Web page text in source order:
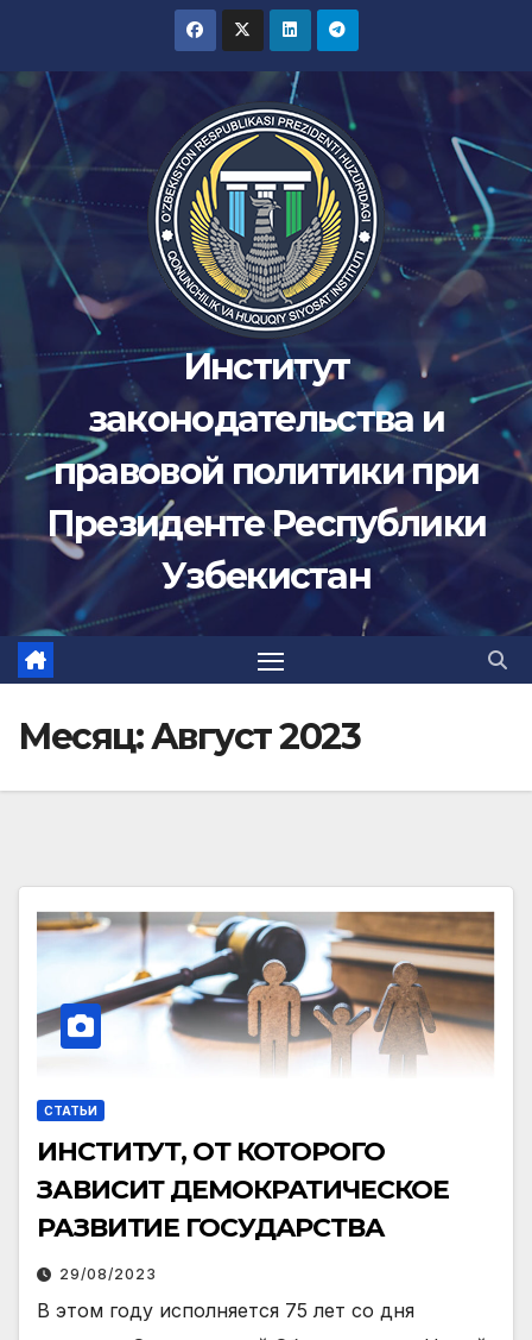
содержимому
Институт
законодательства и
правовой политики при
Президенте Республики
Узбекистан
Месяц:Август 2023
СТАТЬИ
ИНСТИТУТ, ОТ КОТОРОГО
ЗАВИСИТ ДЕМОКРАТИЧЕСКОЕ
РАЗВИТИЕ ГОСУДАРСТВА
29/08/2023
В этом году исполняется 75 лет со дня